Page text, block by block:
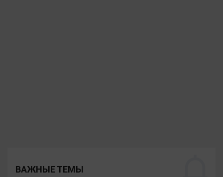
ВАЖНЫЕ ТЕМЫ